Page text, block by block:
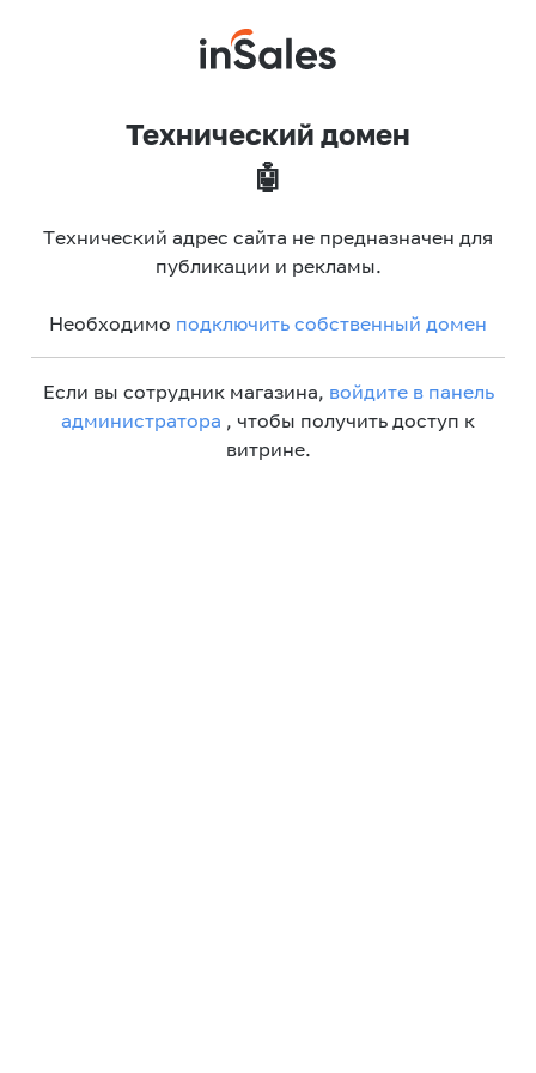
Технический домен
🤖
Технический адрес сайта не предназначен для
публикации и рекламы.
Необходимо подключить собственный домен
Если вы сотрудник магазина, войдите в панель
администратора , чтобы получить доступ к
витрине.